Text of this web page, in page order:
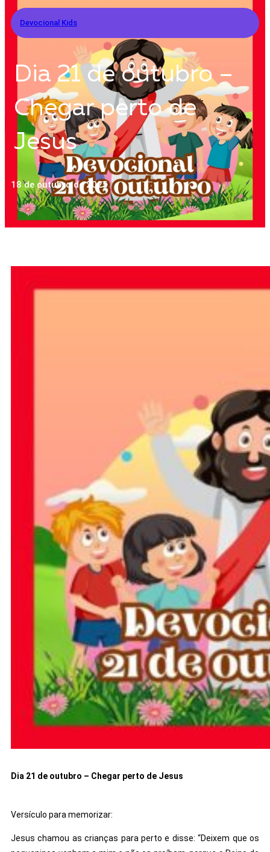
Devocional Kids
Dia 21 de outubro –
Chegar perto de
Jesus
18 de outubro de 2025
Dia 21 de outubro – Chegar perto de Jesus
Versículo para memorizar:
Jesus chamou as crianças para perto e disse: “Deixem que os